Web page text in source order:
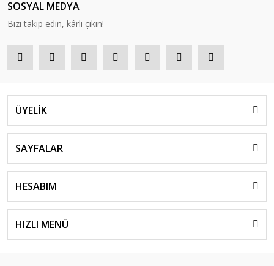
SOSYAL MEDYA
Bizi takip edin, kârlı çıkın!
ÜYELİK
SAYFALAR
HESABIM
HIZLI MENÜ